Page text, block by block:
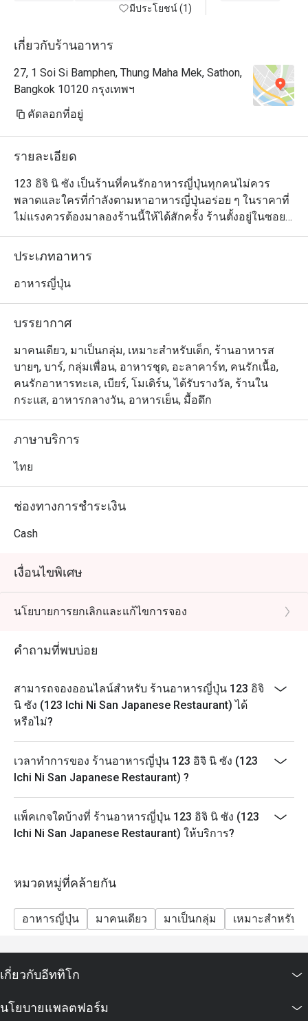
for charge at the hotel next door.
มีประโยชน์ (1)
เกี่ยวกับร้านอาหาร
27, 1 Soi Si Bamphen, Thung Maha Mek, Sathon,
Bangkok 10120 กรุงเทพฯ
คัดลอกที่อยู่
รายละเอียด
123 อิจิ นิ ซัง เป็นร้านที่คนรักอาหารญี่ปุ่นทุกคนไม่ควร
พลาดและใครที่กำลังตามหาอาหารญี่ปุ่นอร่อย ๆ ในราคาที่
ไม่แรงควรต้องมาลองร้านนี้ให้ได้สักครั้ง ร้านตั้งอยู่ในซอย
สาทร 1 ใกล้กับโรงแรมไอบิส และมีเมนูให้เลือกหลากหลาย
ครบครันสมคำร่ำลือที่ว่ามีมากกว่า ""ซูชิที่เป็นซิกเนเจอร์""
หน้าตาสวยงาม ไปจนถึงราเมงเสิร์ฟร้อนชามโตและสเต็ก
ประเภทอาหาร
อาหารญี่ปุ่น
บรรยากาศ
มาคนเดียว, มาเป็นกลุ่ม, เหมาะสำหรับเด็ก, ร้านอาหารส
บายๆ, บาร์, กลุ่มเพื่อน, อาหารชุด, อะลาคาร์ท, คนรักเนื้อ,
คนรักอาหารทะเล, เบียร์, โมเดิร์น, ได้รับรางวัล, ร้านใน
กระแส, อาหารกลางวัน, อาหารเย็น, มื้อดึก
ภาษาบริการ
ไทย
ช่องทางการชำระเงิน
Cash
เงื่อนไขพิเศษ
นโยบายการยกเลิกและแก้ไขการจอง
คำถามที่พบบ่อย
สามารถจองออนไลน์สำหรับ ร้านอาหารญี่ปุ่น 123 อิจิ
นิ ซัง (123 Ichi Ni San Japanese Restaurant) ได้
หรือไม่?
เวลาทำการของ ร้านอาหารญี่ปุ่น 123 อิจิ นิ ซัง (123
Ichi Ni San Japanese Restaurant) ?
แพ็คเกจใดบ้างที่ ร้านอาหารญี่ปุ่น 123 อิจิ นิ ซัง (123
Ichi Ni San Japanese Restaurant) ให้บริการ?
หมวดหมู่ที่คล้ายกัน
อาหารญี่ปุ่น มาคนเดียว มาเป็นกลุ่ม เหมาะสำหรับเ
เกี่ยวกับอีททิโก
นโยบายแพลตฟอร์ม